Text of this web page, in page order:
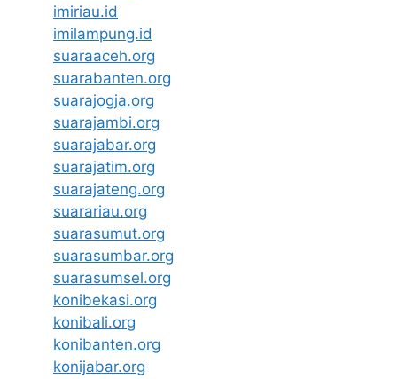
imiriau.id
imilampung.id
suaraaceh.org
suarabanten.org
suarajogja.org
suarajambi.org
suarajabar.org
suarajatim.org
suarajateng.org
suarariau.org
suarasumut.org
suarasumbar.org
suarasumsel.org
konibekasi.org
konibali.org
konibanten.org
konijabar.org